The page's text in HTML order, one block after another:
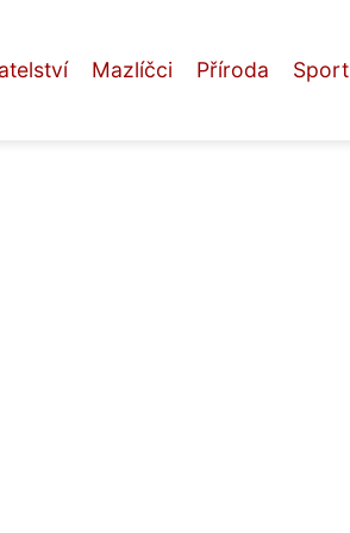
Mazlíčci Příroda Sport